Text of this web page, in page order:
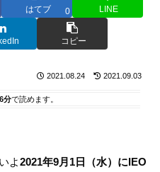
はてブ 0 LINE
コピー
2021.08.24 2021.09.03
分で読めます。
よ2021年9月1日（水）にIEO